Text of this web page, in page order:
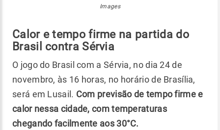
Images
Calor e tempo firme na partida do
Brasil contra Sérvia
O jogo do Brasil com a Sérvia, no dia 24 de
novembro, às 16 horas, no horário de Brasília,
será em Lusail. Com previsão de tempo firme e
calor nessa cidade, com temperaturas
chegando facilmente aos 30°C.